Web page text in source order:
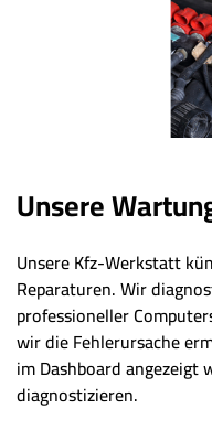
Unsere
Unsere Kfz-Werkstatt
Reparaturen. Wir
professioneller
wir die Fehlerursache
im Dashboard
diagnostizieren.